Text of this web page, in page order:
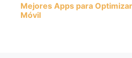
Mejores Apps para
Móvil